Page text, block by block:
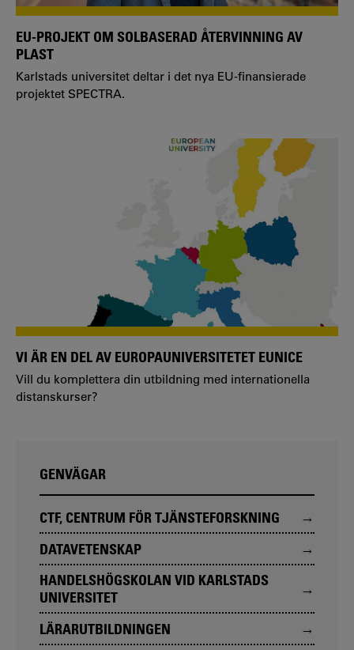
EU-PROJEKT OM SOLBASERAD ÅTERVINNING AV
PLAST
Karlstads universitet deltar i det nya EU-finansierade
projektet SPECTRA.
VI ÄR EN DEL AV EUROPAUNIVERSITETET EUNICE
Vill du komplettera din utbildning med internationella
distanskurser?
GENVÄGAR
CTF, CENTRUM FÖR TJÄNSTEFORSKNING
DATAVETENSKAP
HANDELSHÖGSKOLAN VID KARLSTADS
UNIVERSITET
LÄRARUTBILDNINGEN